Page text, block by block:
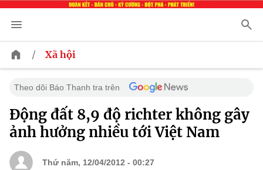
/ Xã hội
Theo dõi Báo Thanh tra trên
Động đất 8,9 độ richter không gây
ảnh hưởng nhiều tới Việt Nam
Thứ năm, 12/04/2012 - 00:27